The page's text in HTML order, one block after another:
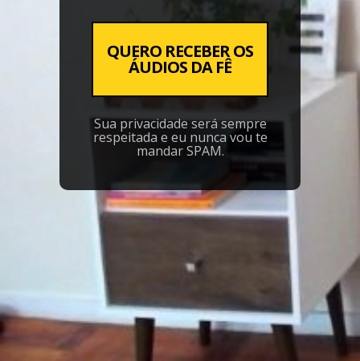
QUERO RECEBER OS
ÁUDIOS DA FÊ
Sua privacidade será sempre
respeitada e eu nunca vou te
mandar SPAM.